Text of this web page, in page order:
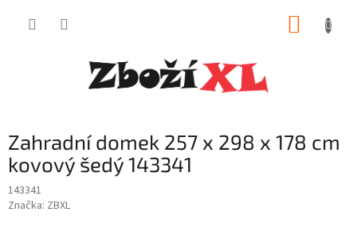
Zahradní domek 257 x 298 x 178 cm
kovový šedý 143341
143341
Značka: ZBXL